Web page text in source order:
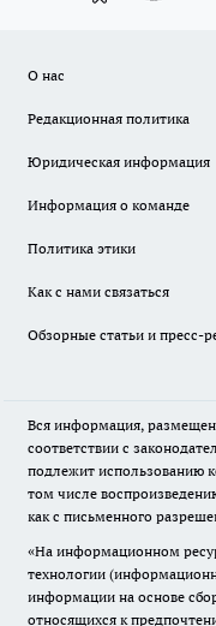
О нас
Редакционная политика
Юридическая информация
Информация о команде
Политика этики
Как с нами связаться
Обзорные статьи и пресс-
Вся информация,
соответствии с
подлежит использованию
том числе
как с письменного
«На информационном
технологии
информации на основе
относящихся к